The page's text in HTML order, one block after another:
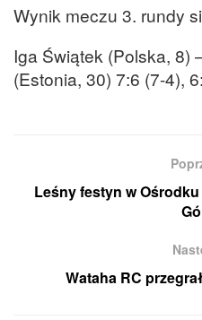
Wynik meczu 3. rundy
Iga Świątek (Polska, 8)
(Estonia, 30) 7:6 (7-4),
Leśny festyn w
Wataha RC